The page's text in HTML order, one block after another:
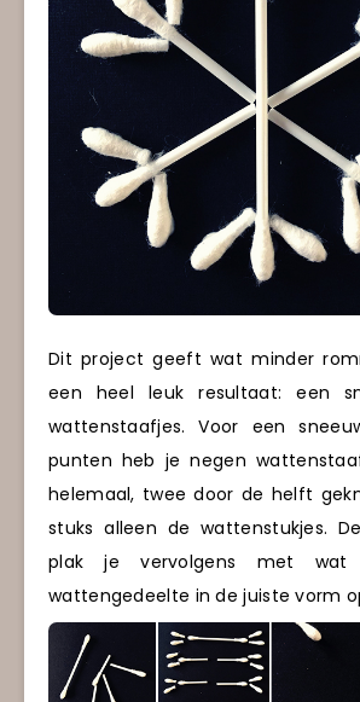
Dit project geeft wat minder
een heel leuk resultaat: een
wattenstaafjes. Voor een
punten heb je negen
helemaal, twee door de helft
stuks alleen de wattenstukjes.
plak je vervolgens met
wattengedeelte in de juiste vorm